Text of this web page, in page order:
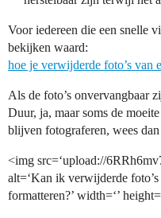
Voor iedereen die een snelle
bekijken waard:
hoe je verwijderde foto’s van
Als de foto’s onvervangbaar
Duur, ja, maar soms de
blijven fotograferen, wees
<img src=‘upload://
alt=‘Kan ik verwijderde
formatteren?’ width=‘’